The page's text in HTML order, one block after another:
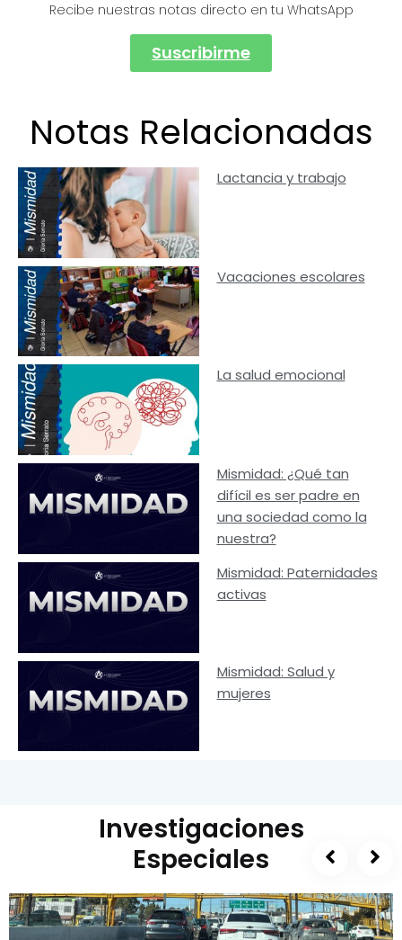
Recibe nuestras notas directo en tu WhatsApp
Suscribirme
Notas Relacionadas
Lactancia y trabajo
Vacaciones escolares
La salud emocional
Mismidad: ¿Qué tan
difícil es ser padre en
una sociedad como la
nuestra?
Mismidad: Paternidades
activas
Mismidad: Salud y
mujeres
Investigaciones
Especiales